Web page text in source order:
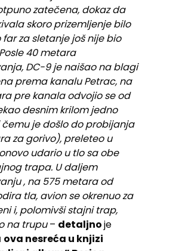
zatečena, dokaz da
skoro prizemljenje bilo
far za sletanje još nije bio
40 metara
DC-9 je naišao na blagi
prema kanalu Petrac, na
pre kanala odvojio se od
desnim krilom jedno
je došlo do probijanja
za gorivo), preleteo u
udario u tlo sa obe
trapa. U daljem
, na 575 metara od
tla, avion se okrenuo za
i, polomivši stajni trap,
na trupu– detaljnoje
ova nesreća u knjizi